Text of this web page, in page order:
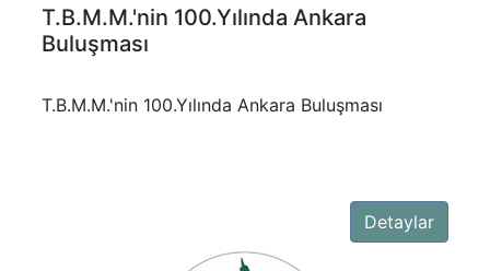
T.B.M.M.'nin 100.Yılında Ankara
Buluşması
T.B.M.M.'nin 100.Yılında Ankara Buluşması
Detaylar